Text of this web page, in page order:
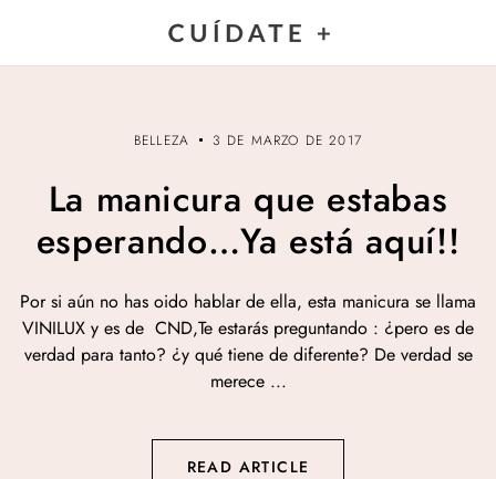
BELLEZA 3 DE MARZO DE 2017
La manicura que estabas
esperando…Ya está aquí!!
Por si aún no has oido hablar de ella, esta manicura se llama
VINILUX y es de CND,Te estarás preguntando : ¿pero es de
verdad para tanto? ¿y qué tiene de diferente? De verdad se
merece ...
READ ARTICLE